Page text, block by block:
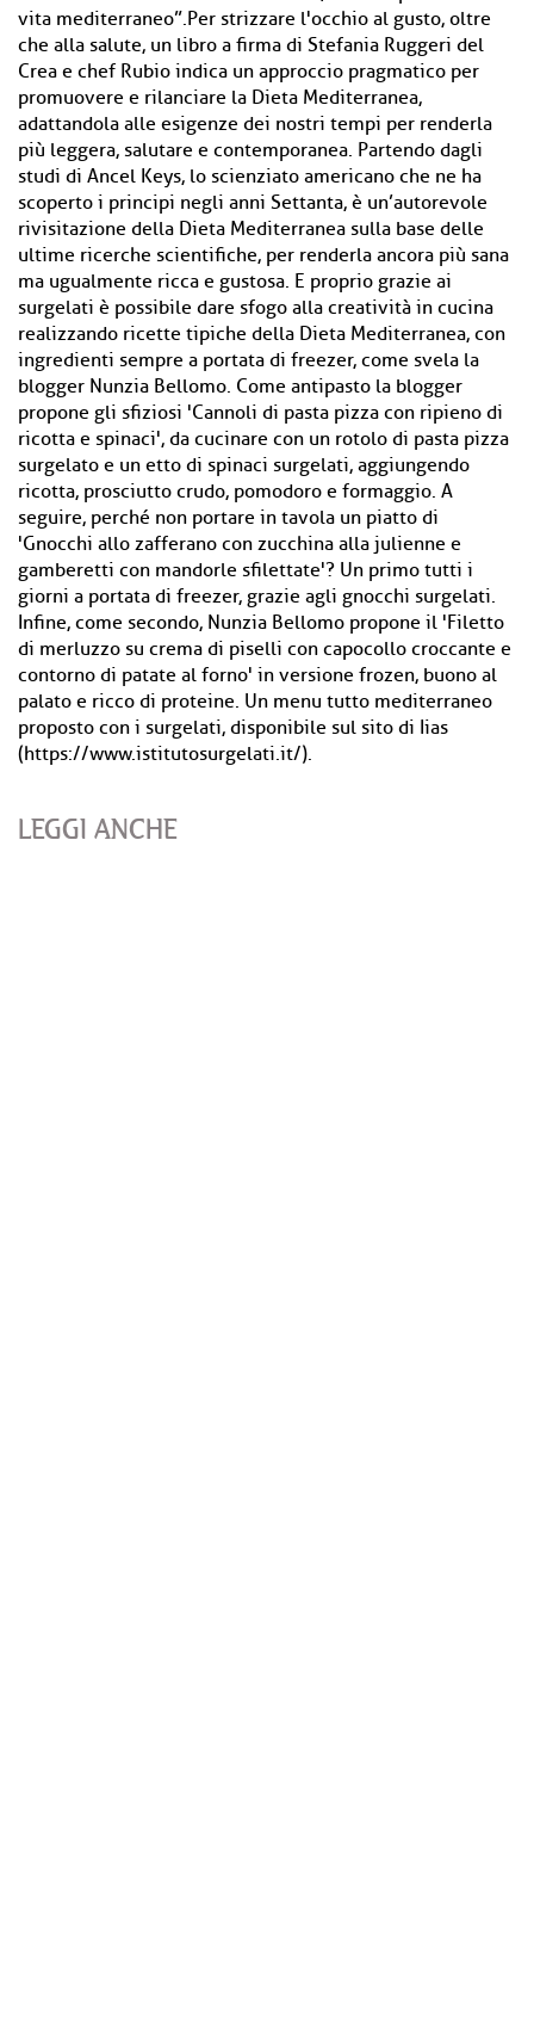
vita mediterraneo”.Per strizzare l'occhio al gusto, oltre
che alla salute, un libro a firma di Stefania Ruggeri del
Crea e chef Rubio indica un approccio pragmatico per
promuovere e rilanciare la Dieta Mediterranea,
adattandola alle esigenze dei nostri tempi per renderla
più leggera, salutare e contemporanea. Partendo dagli
studi di Ancel Keys, lo scienziato americano che ne ha
scoperto i principi negli anni Settanta, è un’autorevole
rivisitazione della Dieta Mediterranea sulla base delle
ultime ricerche scientifiche, per renderla ancora più sana
ma ugualmente ricca e gustosa. E proprio grazie ai
surgelati è possibile dare sfogo alla creatività in cucina
realizzando ricette tipiche della Dieta Mediterranea, con
ingredienti sempre a portata di freezer, come svela la
blogger Nunzia Bellomo. Come antipasto la blogger
propone gli sfiziosi 'Cannoli di pasta pizza con ripieno di
ricotta e spinaci', da cucinare con un rotolo di pasta pizza
surgelato e un etto di spinaci surgelati, aggiungendo
ricotta, prosciutto crudo, pomodoro e formaggio. A
seguire, perché non portare in tavola un piatto di
'Gnocchi allo zafferano con zucchina alla julienne e
gamberetti con mandorle sfilettate'? Un primo tutti i
giorni a portata di freezer, grazie agli gnocchi surgelati.
Infine, come secondo, Nunzia Bellomo propone il 'Filetto
di merluzzo su crema di piselli con capocollo croccante e
contorno di patate al forno' in versione frozen, buono al
palato e ricco di proteine. Un menu tutto mediterraneo
proposto con i surgelati, disponibile sul sito di Iias
(https://www.istitutosurgelati.it/).
LEGGI ANCHE